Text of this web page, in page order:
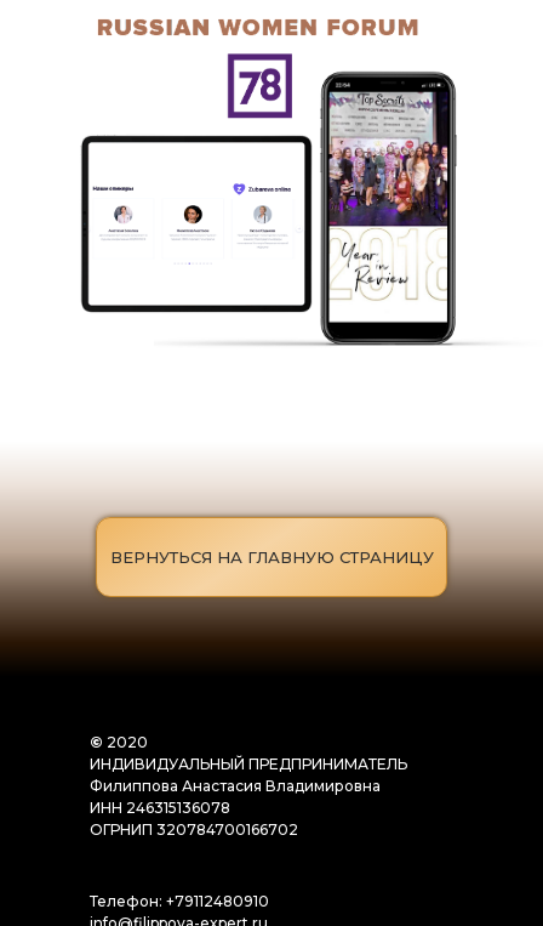
ВЕРНУТЬСЯ НА ГЛАВНУЮ СТРАНИЦУ
Телефон: +79112480910
© 2020
ИНДИВИДУАЛЬНЫЙ ПРЕДПРИНИМАТЕЛЬ
Филиппова Анастасия Владимировна
ИНН 246315136078
ОГРНИП 320784700166702